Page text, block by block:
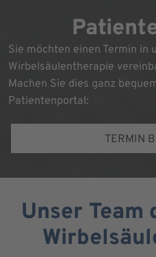
Sie möchten einen Termin in
Wirbelsäulentherapie
Machen Sie dies ganz
Patientenportal:
TERMIN
Unser